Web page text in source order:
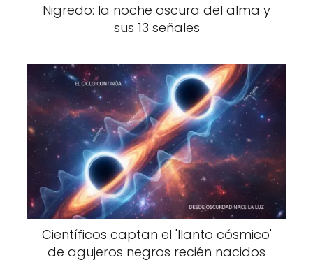
Nigredo: la noche oscura del alma y
sus 13 señales
Científicos captan el 'llanto cósmico'
de agujeros negros recién nacidos